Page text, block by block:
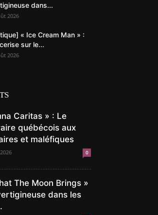
dans...
2026
« Ice Cream Man » :
sur le...
2026
Caritas » : Le
québécois aux
et maléfiques
0
The Moon Brings »
dans les